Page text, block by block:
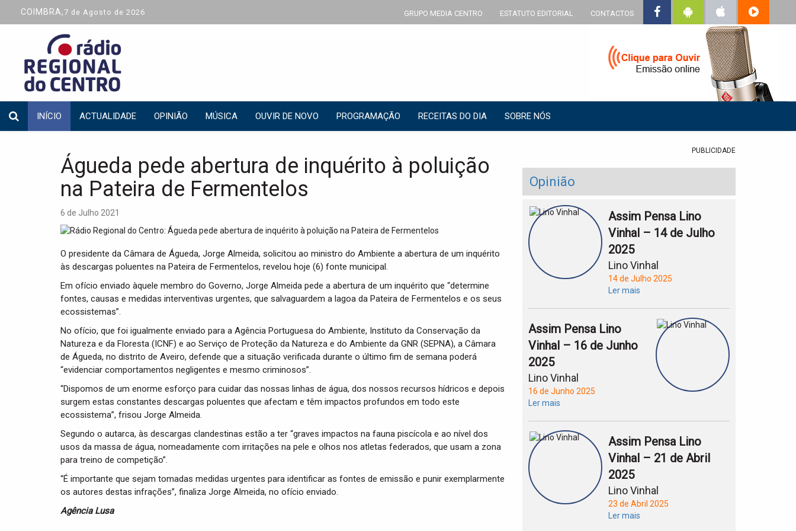
COIMBRA, 7 de Agosto de 2026 GRUPO MEDIA CENTRO ESTATUTO EDITORIAL CONTACTOS
INÍCIO ACTUALIDADE OPINIÃO MÚSICA OUVIR DE NOVO PROGRAMAÇÃO RECEITAS DO DIA SOBRE NÓS
Águeda pede abertura de inquérito à poluição
na Pateira de Fermentelos
6 de Julho 2021
O presidente da Câmara de Águeda, Jorge Almeida, solicitou ao ministro do Ambiente a abertura de um inquérito
às descargas poluentes na Pateira de Fermentelos, revelou hoje (6) fonte municipal.
Em ofício enviado àquele membro do Governo, Jorge Almeida pede a abertura de um inquérito que “determine
fontes, causas e medidas interventivas urgentes, que salvaguardem a lagoa da Pateira de Fermentelos e os seus
ecossistemas”.
No ofício, que foi igualmente enviado para a Agência Portuguesa do Ambiente, Instituto da Conservação da
Natureza e da Floresta (ICNF) e ao Serviço de Proteção da Natureza e do Ambiente da GNR (SEPNA), a Câmara
de Águeda, no distrito de Aveiro, defende que a situação verificada durante o último fim de semana poderá
“evidenciar comportamentos negligentes e mesmo criminosos”.
“Dispomos de um enorme esforço para cuidar das nossas linhas de água, dos nossos recursos hídricos e depois
surgem estas constantes descargas poluentes que afectam e têm impactos profundos em todo este
ecossistema”, frisou Jorge Almeida.
Segundo o autarca, às descargas clandestinas estão a ter “graves impactos na fauna piscícola e ao nível dos
usos da massa de água, nomeadamente com irritações na pele e olhos nos atletas federados, que usam a zona
para treino de competição”.
“É importante que sejam tomadas medidas urgentes para identificar as fontes de emissão e punir exemplarmente
os autores destas infrações”, finaliza Jorge Almeida, no ofício enviado.
Agência Lusa
PUBLICIDADE
Opinião
Assim Pensa Lino
Vinhal – 14 de Julho
2025
Lino Vinhal
14 de Julho 2025
Ler mais
Assim Pensa Lino
Vinhal – 16 de Junho
2025
Lino Vinhal
16 de Junho 2025
Ler mais
Assim Pensa Lino
Vinhal – 21 de Abril
2025
Lino Vinhal
23 de Abril 2025
Ler mais